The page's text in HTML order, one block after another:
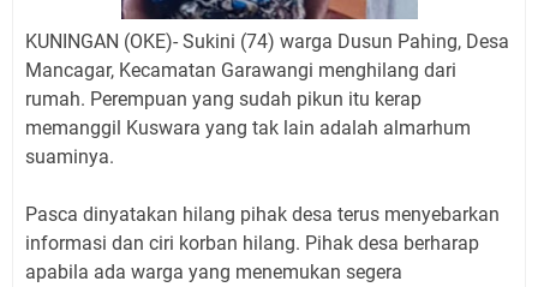
Agustus 2026
KUNINGAN (OKE)- Sukini (74) warga Dusun Pahing, Desa
Mancagar, Kecamatan Garawangi menghilang dari
rumah. Perempuan yang sudah pikun itu kerap
memanggil Kuswara yang tak lain adalah almarhum
suaminya.
Pasca dinyatakan hilang pihak desa terus menyebarkan
informasi dan ciri korban hilang. Pihak desa berharap
apabila ada warga yang menemukan segera